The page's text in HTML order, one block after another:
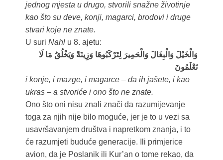
jednog mjesta u drugo, stvorili snažne životinje
kao što su deve, konji, magarci, brodovi i druge
stvari koje ne znate.
U suri Nahlu 8. ajetu:
وَالْخَيْلَ وَالْبِغَالَ وَالْحَمِيرَ لِتَرْكَبُوهَا وَزِينَةً وَيَخْلُقُ مَا لَا
تَعْلَمُونَ
i konje, i mazge, i magarce – da ih jašete, i kao
ukras – a stvoriće i ono što ne znate.
Ono što oni nisu znali znači da razumijevanje
toga za njih nije bilo moguće, jer je to u vezi sa
usavršavanjem društva i napretkom znanja, i to
će razumjeti buduće generacije. Ili primjerice
avion, da je Poslanik ili Kur’an o tome rekao, da